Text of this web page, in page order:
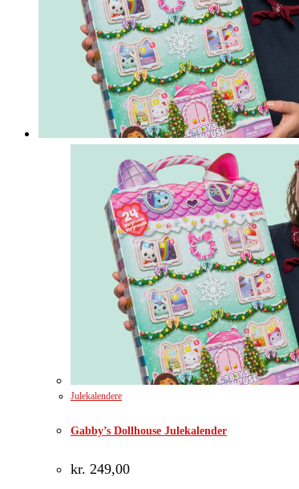
Julekalendere
Gabby’s Dollhouse Julekalender
kr. 249,00